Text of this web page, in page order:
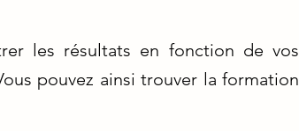
les résultats en fonction de vos
pouvez ainsi trouver la formation